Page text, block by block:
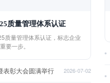
质量管理体系认证
质量管理体系认证，标志企业
要一步。
表彰大会圆满举行 2026-07-02